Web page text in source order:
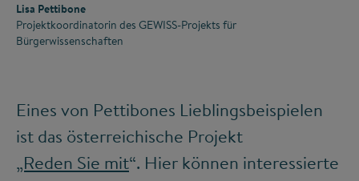
Lisa Pettibone
Projektkoordinatorin des GEWISS-Projekts für
Bürgerwissenschaften
Eines von Pettibones Lieblingsbeispielen
ist das österreichische Projekt
„Reden Sie mit“. Hier können interessierte